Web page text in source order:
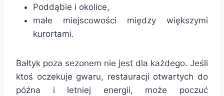
Poddąbie i okolice,
małe miejscowości między większymi
kurortami.
Bałtyk poza sezonem nie jest dla każdego. Jeśli
ktoś oczekuje gwaru, restauracji otwartych do
późna i letniej energii, może poczuć